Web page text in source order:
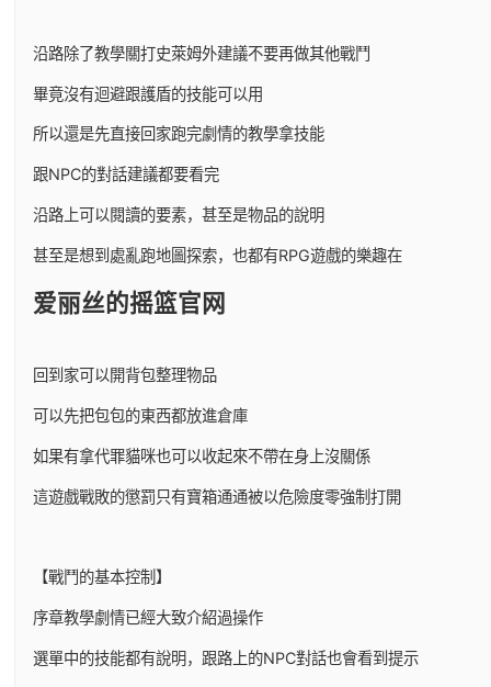
沿路除了教學關打史萊姆外建議不要再做其他戰鬥
畢竟沒有迴避跟護盾的技能可以用
所以還是先直接回家跑完劇情的教學拿技能
跟NPC的對話建議都要看完
沿路上可以閱讀的要素，甚至是物品的說明
甚至是想到處亂跑地圖探索，也都有RPG遊戲的樂趣在
爱丽丝的摇篮官网
回到家可以開背包整理物品
可以先把包包的東西都放進倉庫
如果有拿代罪貓咪也可以收起來不帶在身上沒關係
這遊戲戰敗的懲罰只有寶箱通通被以危險度零強制打開
【戰鬥的基本控制】
序章教學劇情已經大致介紹過操作
選單中的技能都有說明，跟路上的NPC對話也會看到提示